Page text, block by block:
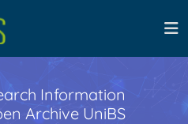
Information
Archive UniBS